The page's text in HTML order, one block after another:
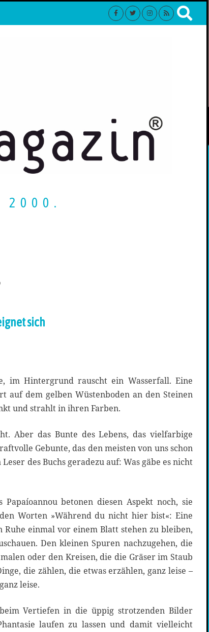
2000.
sich
im Hintergrund rauscht ein Wasserfall. Eine
auf dem gelben Wüstenboden an den Steinen
und strahlt in ihren Farben.
Aber das Bunte des Lebens, das vielfarbige
Gebunte, das den meisten von uns schon
des Buchs geradezu auf: Was gäbe es nicht
betonen diesen Aspekt noch, sie
Worten »Während du nicht hier bist«: Eine
Ruhe einmal vor einem Blatt stehen zu bleiben,
Den kleinen Spuren nachzugehen, die
oder den Kreisen, die die Gräser im Staub
die zählen, die etwas erzählen, ganz leise –
leise.
Vertiefen in die üppig strotzenden Bilder
laufen zu lassen und damit vielleicht